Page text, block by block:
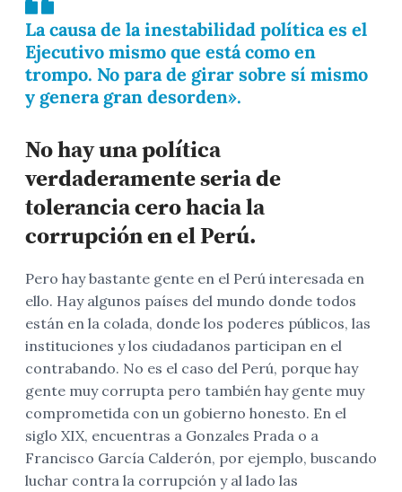
La causa de la inestabilidad política es el
Ejecutivo mismo que está como en
trompo. No para de girar sobre sí mismo
y genera gran desorden».
No hay una política
verdaderamente seria de
toleranciacerohacia la
corrupción en el Perú.
Pero hay bastante gente en el Perú interesada en
ello. Hay algunos países del mundo donde todos
están en la colada, donde los poderes públicos, las
instituciones y los ciudadanos participan en el
contrabando. No es el caso del Perú, porque hay
gente muy corrupta pero también hay gente muy
comprometida con un gobierno honesto. En el
siglo XIX, encuentras a Gonzales Prada o a
Francisco García Calderón, por ejemplo, buscando
luchar contra la corrupción y al lado las